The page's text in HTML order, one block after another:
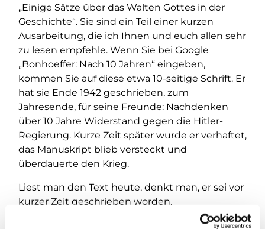
„Einige Sätze über das Walten Gottes in der
Geschichte“. Sie sind ein Teil einer kurzen
Ausarbeitung, die ich Ihnen und euch allen sehr
zu lesen empfehle. Wenn Sie bei Google
„Bonhoeffer: Nach 10 Jahren“ eingeben,
kommen Sie auf diese etwa 10-seitige Schrift. Er
hat sie Ende 1942 geschrieben, zum
Jahresende, für seine Freunde: Nachdenken
über 10 Jahre Widerstand gegen die Hitler-
Regierung. Kurze Zeit später wurde er verhaftet,
das Manuskript blieb versteckt und
überdauerte den Krieg.
Liest man den Text heute, denkt man, er sei vor
kurzer Zeit geschrieben worden.
Erfahrungsgesättigte Sätze voller Aufrichtigkeit.